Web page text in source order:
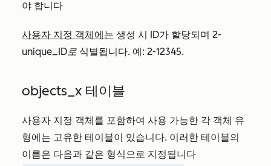
야 합니다
사용자 지정 객체에는 생성 시 ID가 할당되며 2-
unique_ID로 식별됩니다. 예: 2-12345.
objects_x 테이블
사용자 지정 객체를 포함하여 사용 가능한 각 객체 유
형에는 고유한 테이블이 있습니다. 이러한 테이블의
이름은 다음과 같은 형식으로 지정됩니다